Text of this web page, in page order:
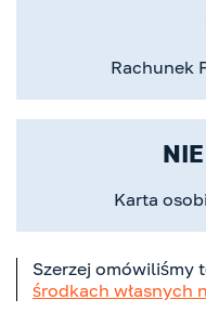
Rachunek
Karta
Szerzej omówiliśmy
środkach własnych